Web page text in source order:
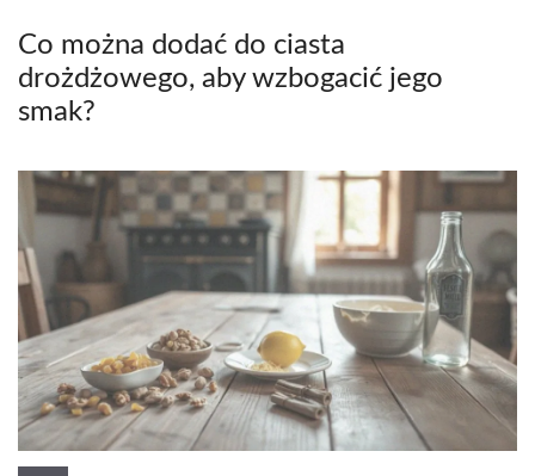
Co można dodać do ciasta
drożdżowego, aby wzbogacić jego
smak?